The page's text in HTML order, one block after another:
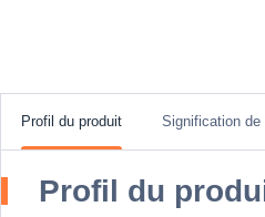
Profil du produit Signification de
Profil du